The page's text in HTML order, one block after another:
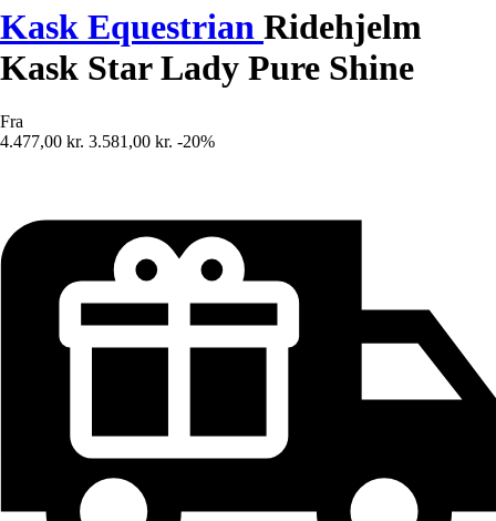
Kask Equestrian Ridehjelm
Kask Star Lady Pure Shine
Fra
4.477,00 kr. 3.581,00 kr. -20%